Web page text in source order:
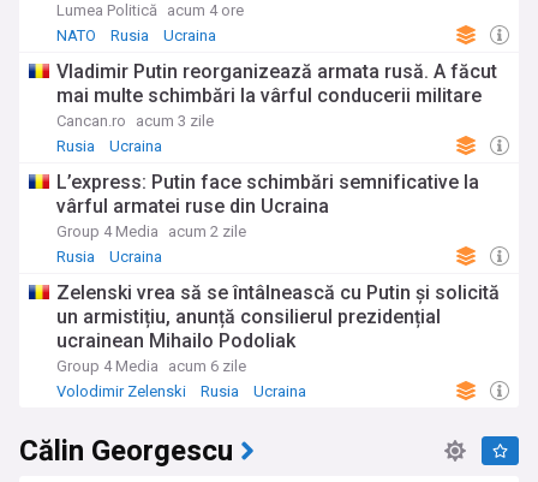
Lumea Politică acum 4 ore
NATO
Rusia Ucraina
Vladimir Putin reorganizează armata rusă. A făcut
mai multe schimbări la vârful conducerii militare
Cancan.ro
acum 3 zile
Rusia
Ucraina
L’express: Putin face schimbări semnificative la
vârful armatei ruse din Ucraina
Group 4 Media
acum 2 zile
Rusia
Ucraina
Zelenski vrea să se întâlnească cu Putin și solicită
un armistițiu, anunță consilierul prezidențial
ucrainean Mihailo Podoliak
Group 4 Media
acum 6 zile
Volodimir Zelenski
Rusia Ucraina
Călin Georgescu